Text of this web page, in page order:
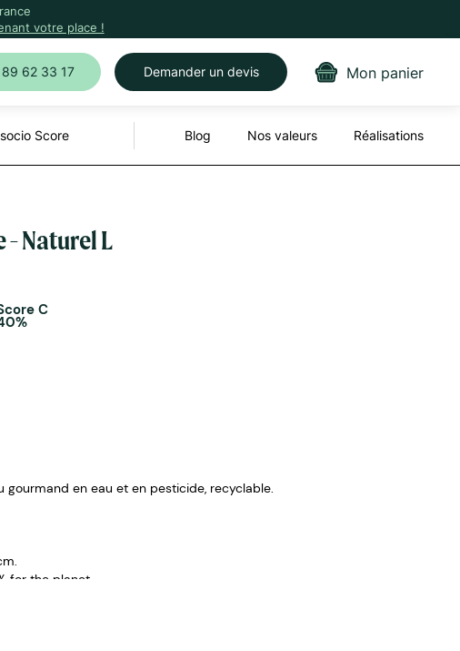
votre place !
62 33 17 Demander un devis Mon panier
Score Blog Nos valeurs Réalisations
- Naturel L
C
gourmand en eau et en pesticide, recyclable.
for the planet.